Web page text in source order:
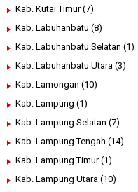
Kab. Kutai Timur (7)
Kab. Labuhanbatu (8)
Kab. Labuhanbatu Selatan (1)
Kab. Labuhanbatu Utara (3)
Kab. Lamongan (10)
Kab. Lampung (1)
Kab. Lampung Selatan (7)
Kab. Lampung Tengah (14)
Kab. Lampung Timur (1)
Kab. Lampung Utara (10)